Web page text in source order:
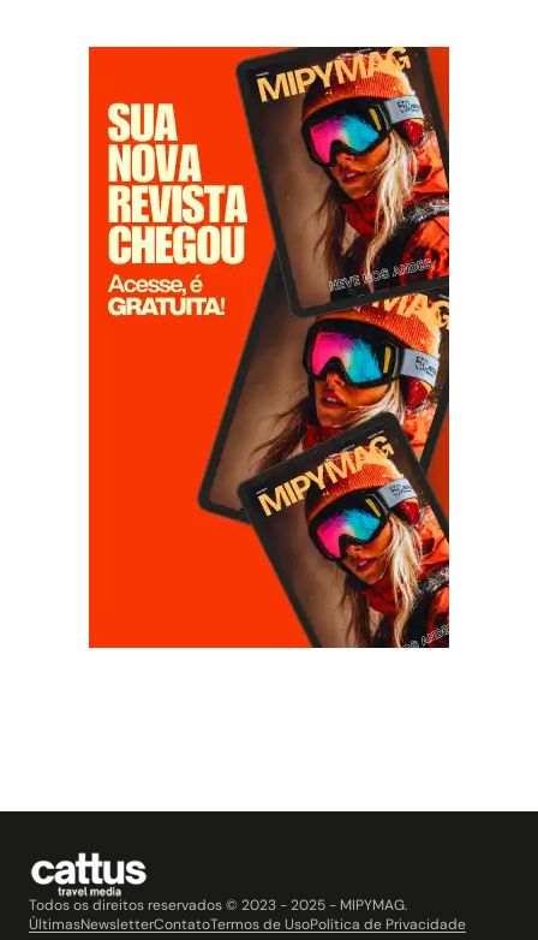
Todos os direitos reservados © 2023 - 2025 - MIPYMAG.
ÚltimasNewsletterContatoTermos de UsoPolítica de Privacidade